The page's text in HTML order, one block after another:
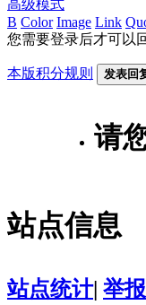
高级模式
B Color Image Link
您需要登录后才可以
本版积分规则 发表回
请
站点信息
站点统计| 举报